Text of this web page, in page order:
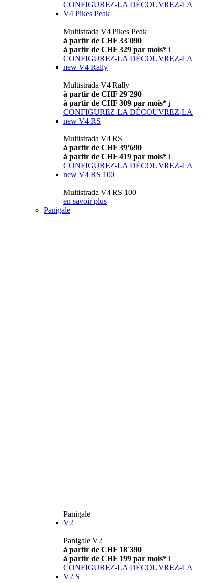
CONFIGUREZ-LA DÉCOUVREZ-LA
V4 Pikes Peak
Multistrada V4 Pikes Peak
à partir de CHF 33´090
à partir de CHF 329 par mois* i
CONFIGUREZ-LA DÉCOUVREZ-LA
new V4 Rally
Multistrada V4 Rally
à partir de CHF 29´290
à partir de CHF 309 par mois* i
CONFIGUREZ-LA DÉCOUVREZ-LA
new V4 RS
Multistrada V4 RS
à partir de CHF 39’690
à partir de CHF 419 par mois* i
CONFIGUREZ-LA DÉCOUVREZ-LA
new V4 RS 100
Multistrada V4 RS 100
en savoir plus
Panigale
Panigale
V2
Panigale V2
à partir de CHF 18´390
à partir de CHF 199 par mois* i
CONFIGUREZ-LA DÉCOUVREZ-LA
V2 S